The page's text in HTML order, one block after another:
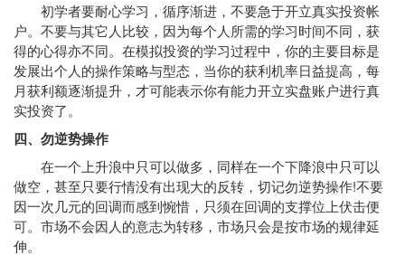
初学者要耐心学习，循序渐进，不要急于开立真实投资帐
户。不要与其它人比较，因为每个人所需的学习时间不同，获
得的心得亦不同。在模拟投资的学习过程中，你的主要目标是
发展出个人的操作策略与型态，当你的获利机率日益提高，每
月获利额逐渐提升，才可能表示你有能力开立实盘账户进行真
实投资了。
四、勿逆势操作
在一个上升浪中只可以做多，同样在一个下降浪中只可以
做空，甚至只要行情没有出现大的反转，切记勿逆势操作!不要
因一次几元的回调而感到惋惜，只须在回调的支撑位上伏击便
可。市场不会因人的意志为转移，市场只会是按市场的规律延
伸。